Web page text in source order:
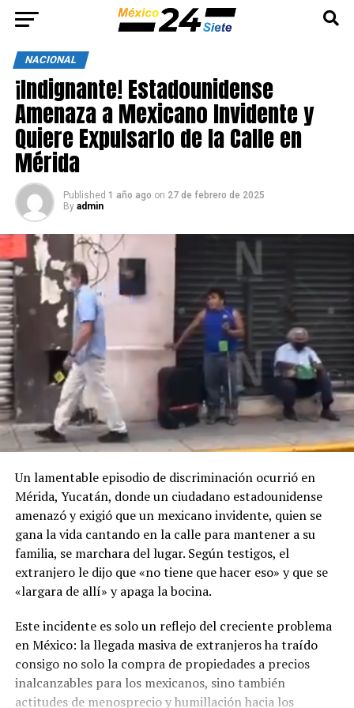
NACIONAL
¡Indignante! Estadounidense
Amenaza a Mexicano Invidente y
Quiere Expulsarlo de la Calle en
Mérida
Published 1 año ago on 27 de febrero de 2025
By admin
Un lamentable episodio de discriminación ocurrió en
Mérida, Yucatán, donde un ciudadano estadounidense
amenazó y exigió que un mexicano invidente, quien se
gana la vida cantando en la calle para mantener a su
familia, se marchara del lugar. Según testigos, el
extranjero le dijo que «no tiene que hacer eso» y que se
«largara de allí» y apaga la bocina.
Este incidente es solo un reflejo del creciente problema
en México: la llegada masiva de extranjeros ha traído
consigo no solo la compra de propiedades a precios
inalcanzables para los mexicanos, sino también
actitudes de menosprecio y humillación hacia los